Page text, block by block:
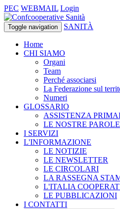
PEC WEBMAIL Login
Toggle navigation SANITÀ
Home
CHI SIAMO
Organi
Team
Perché associarsi
La Federazione sul
Numeri
GLOSSARIO
ASSISTENZA
LE NOSTRE
I SERVIZI
L'INFORMAZIONE
LE NOTIZIE
LE NEWSLETTER
LE CIRCOLARI
LA RASSEGNA
L'ITALIA
LE PUBBLICAZIONI
I CONTATTI